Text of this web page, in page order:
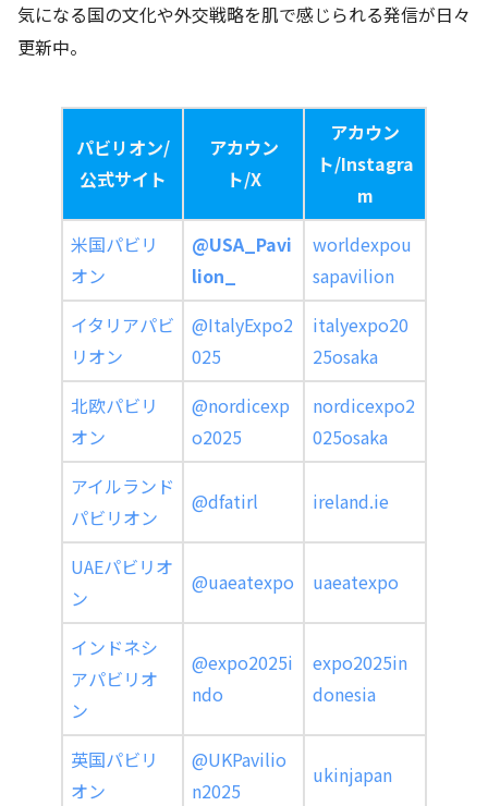
気になる国の文化や外交戦略を肌で感じられる発信が日々
更新中。
パビリオン/
公式サイト
アカウン
ト/X
アカウン
ト/Instagra
m
米国パビリ
オン
@USA_Pavi
lion_
worldexpou
sapavilion
イタリアパビ
リオン
@ItalyExpo2
025
italyexpo20
25osaka
北欧パビリ
オン
@nordicexp
o2025
nordicexpo2
025osaka
アイルランド
パビリオン
@dfatirl ireland.ie
UAEパビリオ
ン
@uaeatexpo uaeatexpo
インドネシ
アパビリオ
ン
@expo2025i
ndo
expo2025in
donesia
英国パビリ
オン
@UKPavilio
n2025
ukinjapan